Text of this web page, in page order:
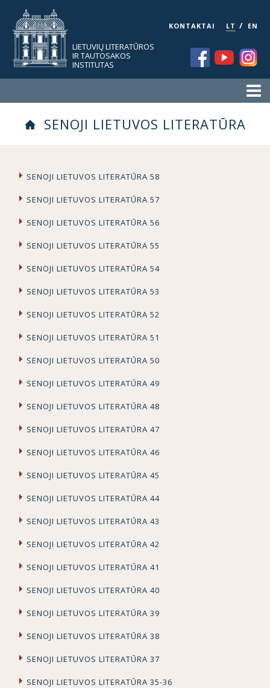
LIETUVIŲ LITERATŪROS
IR TAUTOSAKOS
INSTITUTAS
KONTAKTAI LT / EN
SENOJI LIETUVOS LITERATŪRA
SENOJI LIETUVOS LITERATŪRA 58
SENOJI LIETUVOS LITERATŪRA 57
SENOJI LIETUVOS LITERATŪRA 56
SENOJI LIETUVOS LITERATŪRA 55
SENOJI LIETUVOS LITERATŪRA 54
SENOJI LIETUVOS LITERATŪRA 53
SENOJI LIETUVOS LITERATŪRA 52
SENOJI LIETUVOS LITERATŪRA 51
SENOJI LIETUVOS LITERATŪRA 50
SENOJI LIETUVOS LITERATŪRA 49
SENOJI LIETUVOS LITERATŪRA 48
SENOJI LIETUVOS LITERATŪRA 47
SENOJI LIETUVOS LITERATŪRA 46
SENOJI LIETUVOS LITERATŪRA 45
SENOJI LIETUVOS LITERATŪRA 44
SENOJI LIETUVOS LITERATŪRA 43
SENOJI LIETUVOS LITERATŪRA 42
SENOJI LIETUVOS LITERATŪRA 41
SENOJI LIETUVOS LITERATŪRA 40
SENOJI LIETUVOS LITERATŪRA 39
SENOJI LIETUVOS LITERATŪRA 38
SENOJI LIETUVOS LITERATŪRA 37
SENOJI LIETUVOS LITERATŪRA 35-36